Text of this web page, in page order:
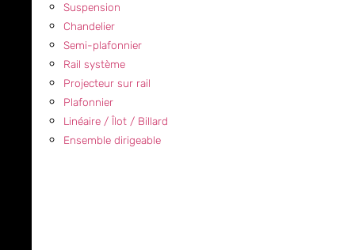
Suspension
Chandelier
Semi-plafonnier
Rail système
Projecteur sur rail
Plafonnier
Linéaire / Îlot / Billard
Ensemble dirigeable